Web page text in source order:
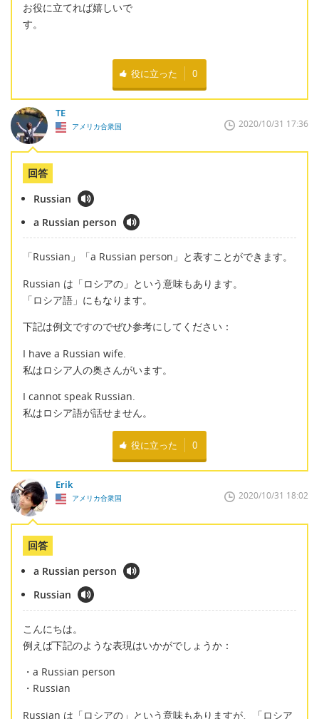
お役に立てれば嬉しいで
す。
役に立った 0
TE
アメリカ合衆国 2020/10/31 17:36
回答
Russian
a Russian person
「Russian」「a Russian person」と表すことができます。
Russian は「ロシアの」という意味もあります。
「ロシア語」にもなります。
下記は例文ですのでぜひ参考にしてください：
I have a Russian wife.
私はロシア人の奥さんがいます。
I cannot speak Russian.
私はロシア語が話せません。
役に立った 0
Erik
アメリカ合衆国 2020/10/31 18:02
回答
a Russian person
Russian
こんにちは。
例えば下記のような表現はいかがでしょうか：
・a Russian person
・Russian
Russian は「ロシアの」という意味もありますが、「ロシア